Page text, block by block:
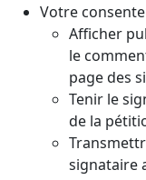
Votre
Afficher
le
page des
Tenir le
de la
signataire